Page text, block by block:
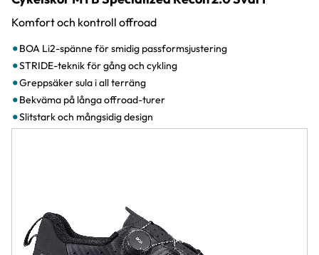
Komfort och kontroll offroad
BOA Li2-spänne för smidig passformsjustering
STRIDE-teknik för gång och cykling
Greppsäker sula i all terräng
Bekväma på långa offroad-turer
Slitstark och mångsidig design